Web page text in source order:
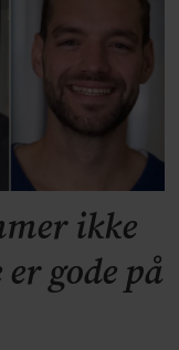
ikke
gode på